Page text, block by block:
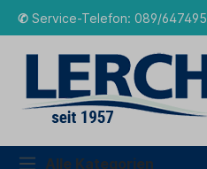
✆ Service-Telefon: 089/647495
Alle Kategorien